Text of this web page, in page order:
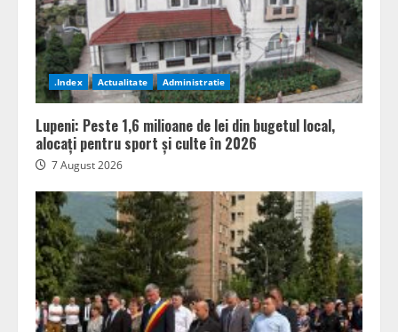
.Index Actualitate Administratie
Lupeni: Peste 1,6 milioane de lei din bugetul local,
alocați pentru sport și culte în 2026
7 August 2026